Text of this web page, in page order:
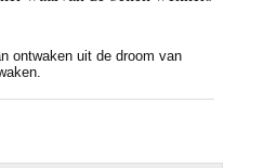
ontwaken uit de droom van